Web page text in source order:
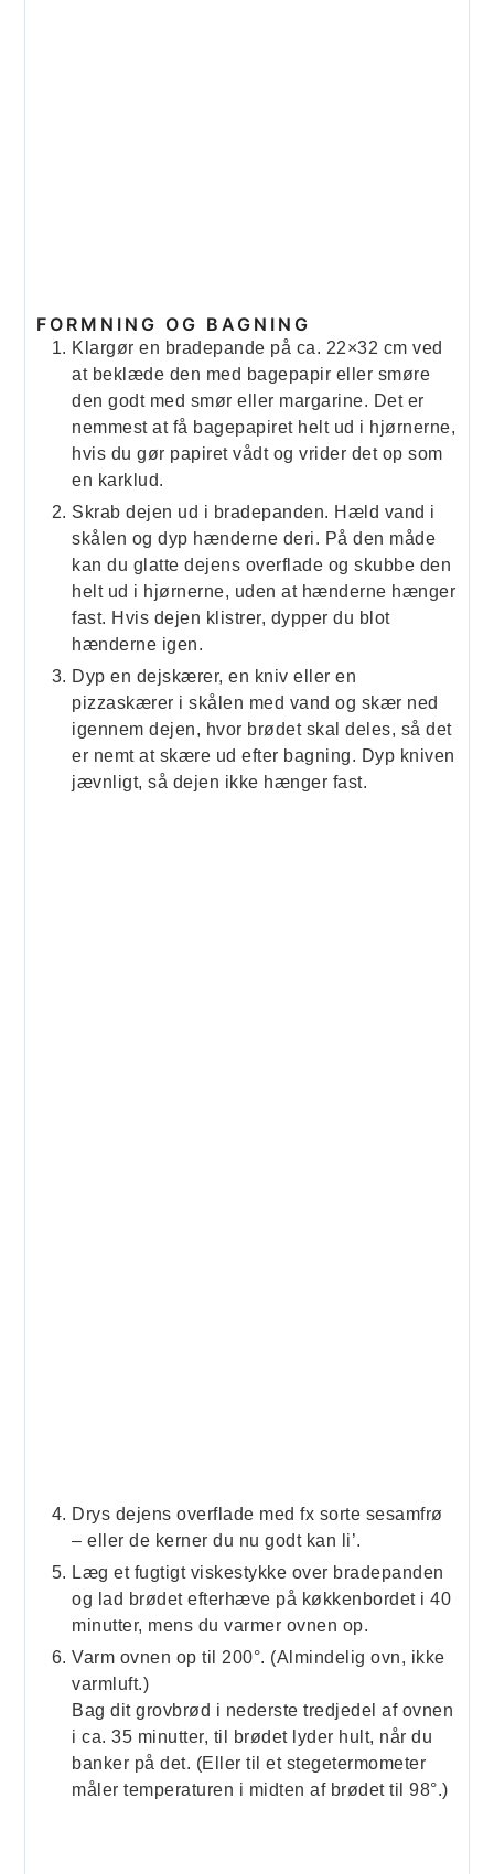
FORMNING OG BAGNING
Klargør en bradepande på ca. 22×32 cm ved
at beklæde den med bagepapir eller smøre
den godt med smør eller margarine. Det er
nemmest at få bagepapiret helt ud i hjørnerne,
hvis du gør papiret vådt og vrider det op som
en karklud.
Skrab dejen ud i bradepanden. Hæld vand i
skålen og dyp hænderne deri. På den måde
kan du glatte dejens overflade og skubbe den
helt ud i hjørnerne, uden at hænderne hænger
fast. Hvis dejen klistrer, dypper du blot
hænderne igen.
Dyp en dejskærer, en kniv eller en
pizzaskærer i skålen med vand og skær ned
igennem dejen, hvor brødet skal deles, så det
er nemt at skære ud efter bagning. Dyp kniven
jævnligt, så dejen ikke hænger fast.
Drys dejens overflade med fx sorte sesamfrø
– eller de kerner du nu godt kan li’.
Læg et fugtigt viskestykke over bradepanden
og lad brødet efterhæve på køkkenbordet i 40
minutter, mens du varmer ovnen op.
Varm ovnen op til 200°. (Almindelig ovn, ikke
varmluft.)
Bag dit grovbrød i nederste tredjedel af ovnen
i ca. 35 minutter, til brødet lyder hult, når du
banker på det. (Eller til et stegetermometer
måler temperaturen i midten af brødet til 98°.)